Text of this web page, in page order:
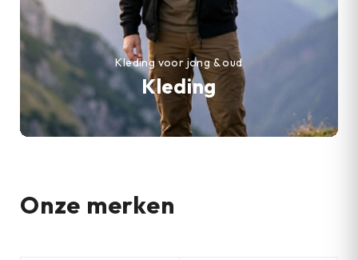
Kleding
Kleding voor jong & oud
Onze merken